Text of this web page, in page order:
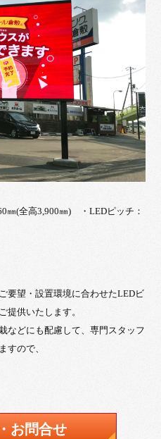
㎜(全高3,900㎜) ・LEDピッチ：
要望・設置環境に合わせたLEDビ
提供いたします。
などにも配慮して、専門スタッフ
すので、
お問合せ